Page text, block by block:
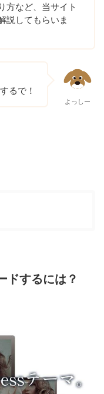
方など、当サイト
説してもらいま
るで！
よっしー
ドするには？